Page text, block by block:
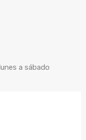
a sábado